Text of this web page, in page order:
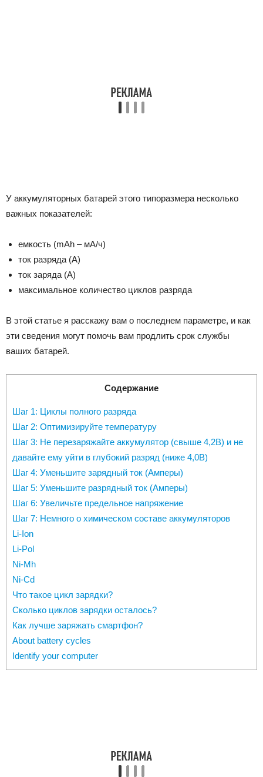
У аккумуляторных батарей этого типоразмера несколько
важных показателей:
емкость (mAh – мА/ч)
ток разряда (А)
ток заряда (А)
максимальное количество циклов разряда
В этой статье я расскажу вам о последнем параметре, и как
эти сведения могут помочь вам продлить срок службы
ваших батарей.
Содержание
Шаг 1: Циклы полного разряда
Шаг 2: Оптимизируйте температуру
Шаг 3: Не перезаряжайте аккумулятор (свыше 4,2В) и не
давайте ему уйти в глубокий разряд (ниже 4,0В)
Шаг 4: Уменьшите зарядный ток (Амперы)
Шаг 5: Уменьшите разрядный ток (Амперы)
Шаг 6: Увеличьте предельное напряжение
Шаг 7: Немного о химическом составе аккумуляторов
Li-Ion
Li-Pol
Ni-Mh
Ni-Cd
Что такое цикл зарядки?
Сколько циклов зарядки осталось?
Как лучше заряжать смартфон?
About battery cycles
Identify your computer